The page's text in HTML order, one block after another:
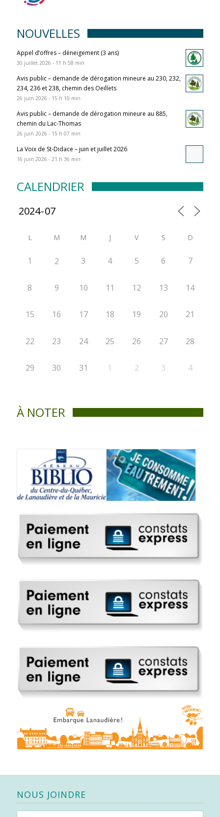
NOUVELLES
Appel d’offres – déneigement (3 ans)
30 juillet 2026 - 11 h 58 min
Avis public – demande de dérogation mineure au 230, 232,
234, 236 et 238, chemin des Oeillets
26 juin 2026 - 15 h 10 min
Avis public – demande de dérogation mineure au 885,
chemin du Lac-Thomas
26 juin 2026 - 15 h 07 min
La Voix de St-Didace – juin et juillet 2026
16 juin 2026 - 21 h 36 min
CALENDRIER
L M M J V S D
1 2 3 4 5 6 7
8 9 10 11 12 13 14
15 16 17 18 19 20 21
22 23 24 25 26 27 28
29 30 31 1 2 3 4
À NOTER
NOUS JOINDRE